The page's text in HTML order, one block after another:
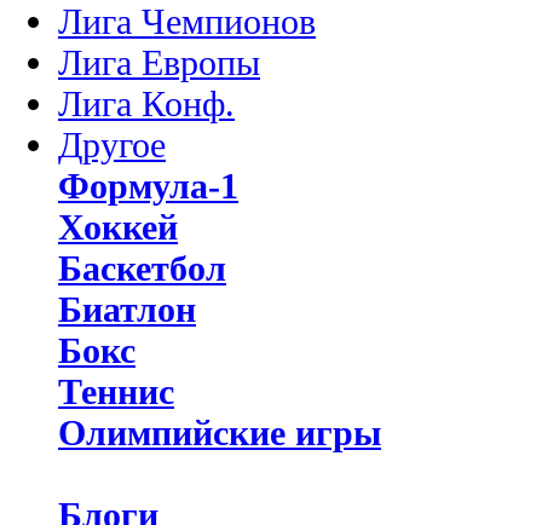
Лига Чемпионов
Лига Европы
Лига Конф.
Другое
Формула-1
Хоккей
Баскетбол
Биатлон
Бокс
Теннис
Олимпийские игры
Блоги